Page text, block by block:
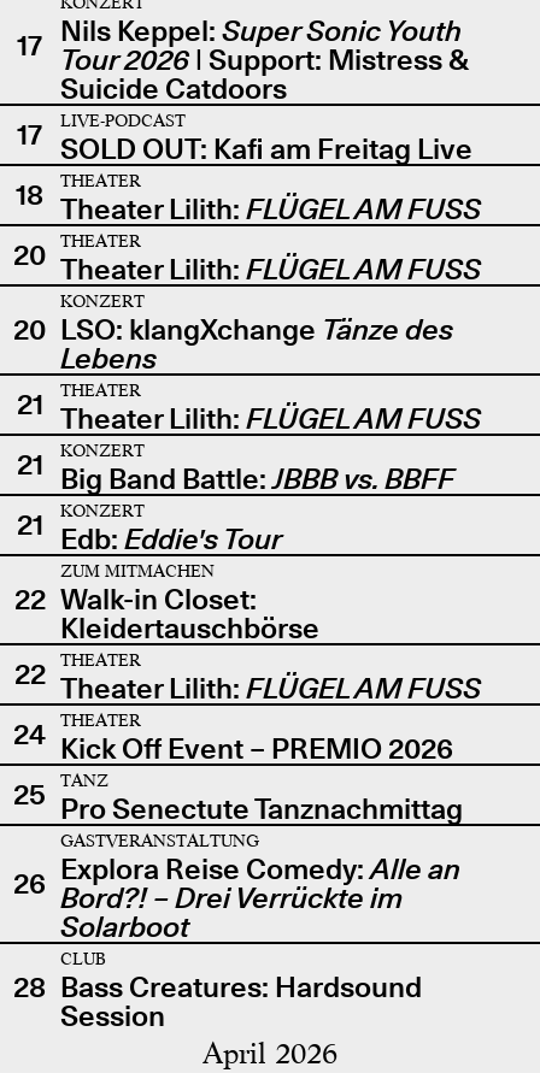
17 Nils Keppel: Super Sonic Youth
Tour 2026| Support: Mistress &
Suicide Catdoors
17
LIVE-PODCAST
SOLD OUT: Kafi am Freitag Live
18
THEATER
Theater Lilith: FLÜGEL AM FUSS
20
THEATER
Theater Lilith: FLÜGEL AM FUSS
20
KONZERT
LSO: klangXchange Tänze des
Lebens
21
THEATER
Theater Lilith: FLÜGEL AM FUSS
21
KONZERT
Big Band Battle:JBBB vs. BBFF
21
KONZERT
Edb: Eddie's Tour
22
ZUM MITMACHEN
Walk-in Closet:
Kleidertauschbörse
22
THEATER
Theater Lilith: FLÜGEL AM FUSS
24
THEATER
Kick Off Event – PREMIO 2026
25
TANZ
Pro Senectute Tanznachmittag
26
GASTVERANSTALTUNG
Explora Reise Comedy:Alle an
Bord?! – Drei Verrückte im
Solarboot
28
CLUB
Bass Creatures: Hardsound
Session
April 2026